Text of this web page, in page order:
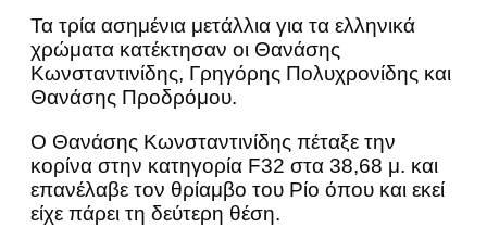
Τα τρία ασημένια μετάλλια για τα ελληνικά
χρώματα κατέκτησαν οι Θανάσης
Κωνσταντινίδης, Γρηγόρης Πολυχρονίδης και
Θανάσης Προδρόμου.
Ο Θανάσης Κωνσταντινίδης πέταξε την
κορίνα στην κατηγορία F32 στα 38,68 μ. και
επανέλαβε τον θρίαμβο του Ρίο όπου και εκεί
είχε πάρει τη δεύτερη θέση.